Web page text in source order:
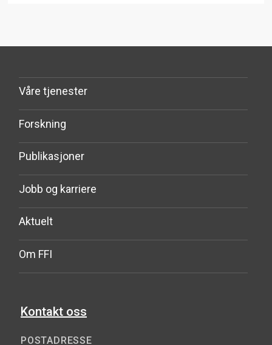
Våre tjenester
Forskning
Publikasjoner
Jobb og karriere
Aktuelt
Om FFI
Kontakt oss
POSTADRESSE